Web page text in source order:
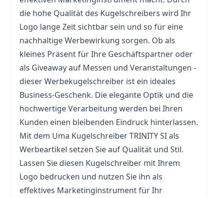
die hohe Qualität des Kugelschreibers wird Ihr
Logo lange Zeit sichtbar sein und so für eine
nachhaltige Werbewirkung sorgen. Ob als
kleines Präsent für Ihre Geschäftspartner oder
als Giveaway auf Messen und Veranstaltungen -
dieser Werbekugelschreiber ist ein ideales
Business-Geschenk. Die elegante Optik und die
hochwertige Verarbeitung werden bei Ihren
Kunden einen bleibenden Eindruck hinterlassen.
Mit dem Uma Kugelschreiber TRINITY SI als
Werbeartikel setzen Sie auf Qualität und Stil.
Lassen Sie diesen Kugelschreiber mit Ihrem
Logo bedrucken und nutzen Sie ihn als
effektives Marketinginstrument für Ihr